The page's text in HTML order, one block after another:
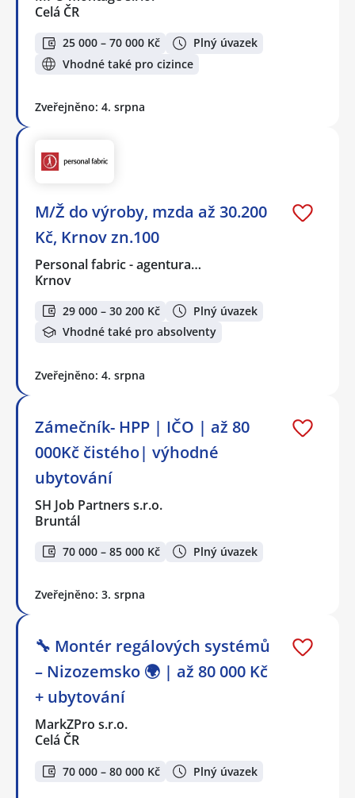
Celá ČR
25 000 – 70 000 Kč
Plný úvazek
Vhodné také pro cizince
Zveřejněno: 4. srpna
M/Ž do výroby, mzda až 30.200
Kč, Krnov zn.100
Personal fabric - agentura…
Krnov
29 000 – 30 200 Kč
Plný úvazek
Vhodné také pro absolventy
Zveřejněno: 4. srpna
Zámečník- HPP | IČO | až 80
000Kč čistého| výhodné
ubytování
SH Job Partners s.r.o.
Bruntál
70 000 – 85 000 Kč Plný úvazek
Zveřejněno: 3. srpna
🔧 Montér regálových systémů
– Nizozemsko 🌍 | až 80 000 Kč
+ ubytování
MarkZPro s.r.o.
Celá ČR
70 000 – 80 000 Kč Plný úvazek